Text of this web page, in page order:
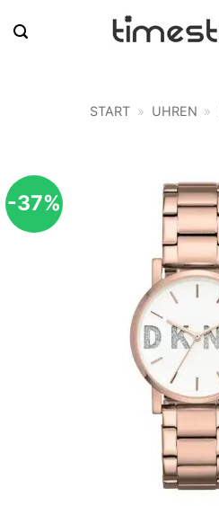
Inhalt
START » UHREN »
-37%